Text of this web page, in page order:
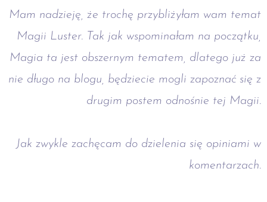
Mam nadzieję, że trochę przybliżyłam wam temat
Magii Luster. Tak jak wspominałam na początku,
Magia ta jest obszernym tematem, dlatego już za
nie długo na blogu, będziecie mogli zapoznać się z
drugim postem odnośnie tej Magii.
Jak zwykle zachęcam do dzielenia się opiniami w
komentarzach.